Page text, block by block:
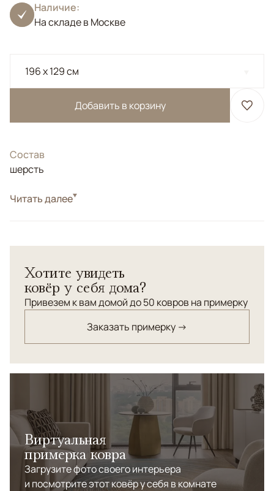
Наличие:
На складе в Москве
196 x 129 см
Добавить в корзину
Состав
шерсть
СтильКлассические
орнамент. Ручная работа. Конечные стадии
изготовления (стрижка, окантовка, мойка)
производились на пакистанской мануфактуре. Шерсть
Читать далее
Хотите увидеть
ковёр у себя дома?
Привезем к вам домой до 50 ковров на примерку
Заказать примерку →
Виртуальная
примерка ковра
Загрузите фото своего интерьера
и посмотрите этот ковёр у себя в комнате